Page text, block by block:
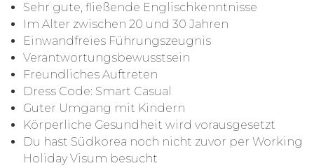
Sehr gute, fließende Englischkenntnisse
Im Alter zwischen 20 und 30 Jahren
Einwandfreies Führungszeugnis
Verantwortungsbewusstsein
Freundliches Auftreten
Dress Code: Smart Casual
Guter Umgang mit Kindern
Körperliche Gesundheit wird vorausgesetzt
Du hast Südkorea noch nicht zuvor per Working
Holiday Visum besucht